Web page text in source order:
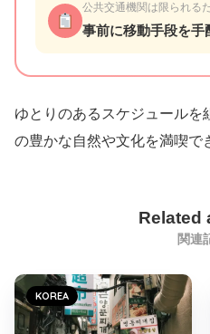
公共交通機関は限られる
事前に移動手段を手
ゆとりのあるスケジュールを
の豊かな自然や文化を満喫で
Related
関連
KOREA